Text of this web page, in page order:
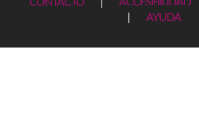
CONTACTO ACCESIBILIDAD
AYUDA